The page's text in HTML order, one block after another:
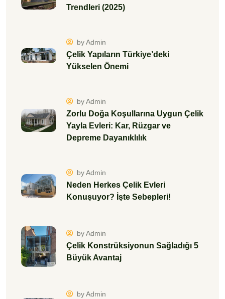
Trendleri (2025)
by Admin
Çelik Yapıların Türkiye’deki
Yükselen Önemi
by Admin
Zorlu Doğa Koşullarına Uygun Çelik
Yayla Evleri: Kar, Rüzgar ve
Depreme Dayanıklılık
by Admin
Neden Herkes Çelik Evleri
Konuşuyor? İşte Sebepleri!
by Admin
Çelik Konstrüksiyonun Sağladığı 5
Büyük Avantaj
by Admin